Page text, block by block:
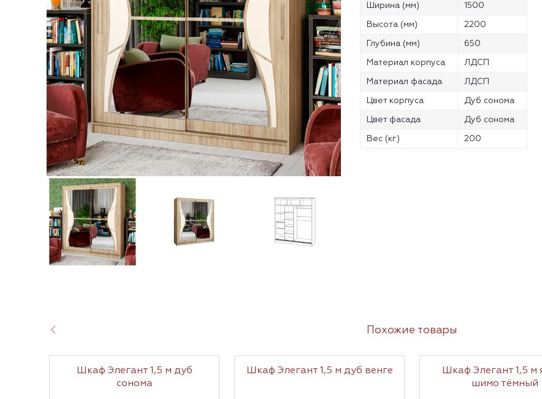
Ширина (мм) 1500
Высота (мм) 2200
Глубина (мм) 650
Материал корпуса ЛДСП
Материал фасада ЛДСП
Цвет корпуса Дуб сонома
Цвет фасада Дуб сонома
Вес (кг) 200
Похожие товары
Шкаф Элегант 1,5 м дуб
сонома
Шкаф Элегант 1,5 м дуб венге
Шкаф Элегант 1,5 м
шимо тёмный